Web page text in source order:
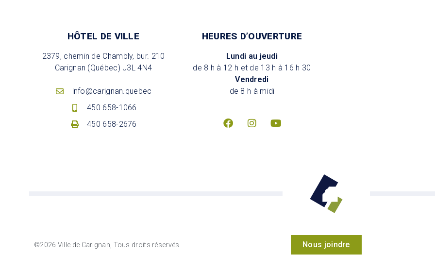
HÔTEL DE VILLE
2379, chemin de Chambly, bur. 210
Carignan (Québec) J3L 4N4
info@carignan.quebec
450 658-1066
450 658-2676
HEURES D’OUVERTURE
Lundi au jeudi
de 8 h à 12 h et de 13 h à 16 h 30
Vendredi
de 8 h à midi
©2026 Ville de Carignan, Tous droits réservés Nous joindre